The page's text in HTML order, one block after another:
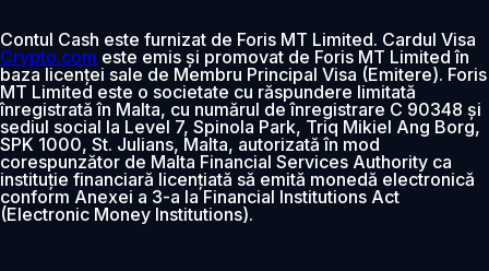
Contul Cash este furnizat de Foris MT Limited. Cardul Visa
Crypto.com este emis și promovat de Foris MT Limited în
baza licenței sale de Membru Principal Visa (Emitere). Foris
MT Limited este o societate cu răspundere limitată
înregistrată în Malta, cu numărul de înregistrare C 90348 și
sediul social la Level 7, Spinola Park, Triq Mikiel Ang Borg,
SPK 1000, St. Julians, Malta, autorizată în mod
corespunzător de Malta Financial Services Authority ca
instituție financiară licențiată să emită monedă electronică
conform Anexei a 3-a la Financial Institutions Act
(Electronic Money Institutions).